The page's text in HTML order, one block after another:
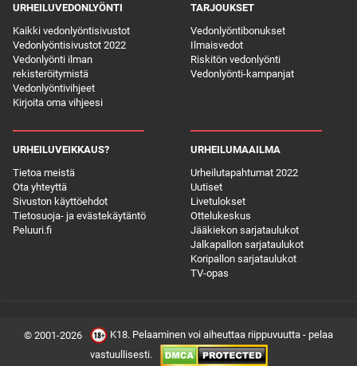
URHEILUVEDONLYÖNTI
Kaikki vedonlyöntisivustot
Vedonlyöntisivustot 2022
Vedonlyönti ilman
rekisteröitymistä
Vedonlyöntivihjeet
Kirjoita oma vihjeesi
TARJOUKSET
Vedonlyöntibonukset
Ilmaisvedot
Riskitön vedonlyönti
Vedonlyönti-kampanjat
URHEILUVEIKKAUS?
Tietoa meistä
Ota yhteyttä
Sivuston käyttöehdot
Tietosuoja- ja evästekäytäntö
Peluuri.fi
URHEILUMAAILMA
Urheilutapahtumat 2022
Uutiset
Livetulokset
Ottelukeskus
Jääkiekon sarjataulukot
Jalkapallon sarjataulukot
Koripallon sarjataulukot
TV-opas
© 2001-2026
K18. Pelaaminen voi aiheuttaa riippuvuutta - pelaa
vastuullisesti.